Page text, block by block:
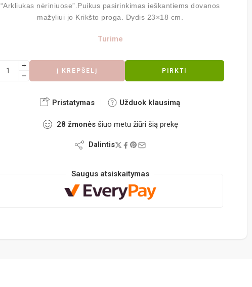
“Arkliukas nėriniuose”.Puikus pasirinkimas ieškantiems dovanos
mažyliui jo Krikšto proga. Dydis 23×18 cm.
Turime
Į KREPŠELĮ PIRKTI
Pristatymas Užduok klausimą
28 žmonėsšiuo metu žiūri šią prekę
Dalintis
Saugus atsiskaitymas